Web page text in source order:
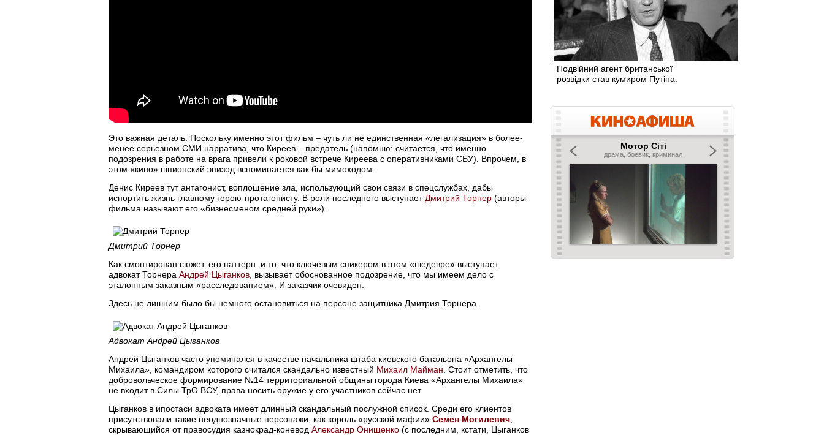
Это важная деталь. Поскольку именно этот фильм – чуть ли не единственная «легализация» в более-
менее серьезном СМИ нарратива, что Киреев – предатель (напомню: считается, что именно
подозрения в работе на врага привели к роковой встрече Киреева с оперативниками СБУ). Впрочем, в
этом «кино» шпионский эпизод вспоминается как бы мимоходом.
Денис Киреев тут антагонист, воплощение зла, использующий свои связи в спецслужбах, дабы
испортить жизнь главному герою-протагонисту. В роли последнего выступает Дмитрий Торнер (авторы
фильма называют его «бизнесменом средней руки»).
Дмитрий Торнер
Как смонтирован сюжет, его паттерн, и то, что ключевым спикером в этом «шедевре» выступает
адвокат Торнера Андрей Цыганков , вызывает обоснованное подозрение, что мы имеем дело с
эталонным заказным «расследованием». И заказчик очевиден.
Здесь не лишним было бы немного остановиться на персоне защитника Дмитрия Торнера.
Адвокат Андрей Цыганков
Андрей Цыганков часто упоминался в качестве начальника штаба киевского батальона «Архангелы
Михаила», командиром которого считался скандально известный Михаил Майман . Стоит отметить, что
добровольческое формирование №14 территориальной общины города Киева «Архангелы Михаила»
не входит в Силы ТрО ВСУ, права носить оружие у его участников сейчас нет.
Цыганков в ипостаси адвоката имеет длинный скандальный послужной список. Среди его клиентов
присутствовали такие неоднозначные персонажи, как король «русской мафии» Семен Могилевич
скрывающийся от правосудия казнокрад-коневод Александр Онищенко (с последним, кстати, Цыганков
Подвійний агент британської
розвідки став кумиром Путіна.